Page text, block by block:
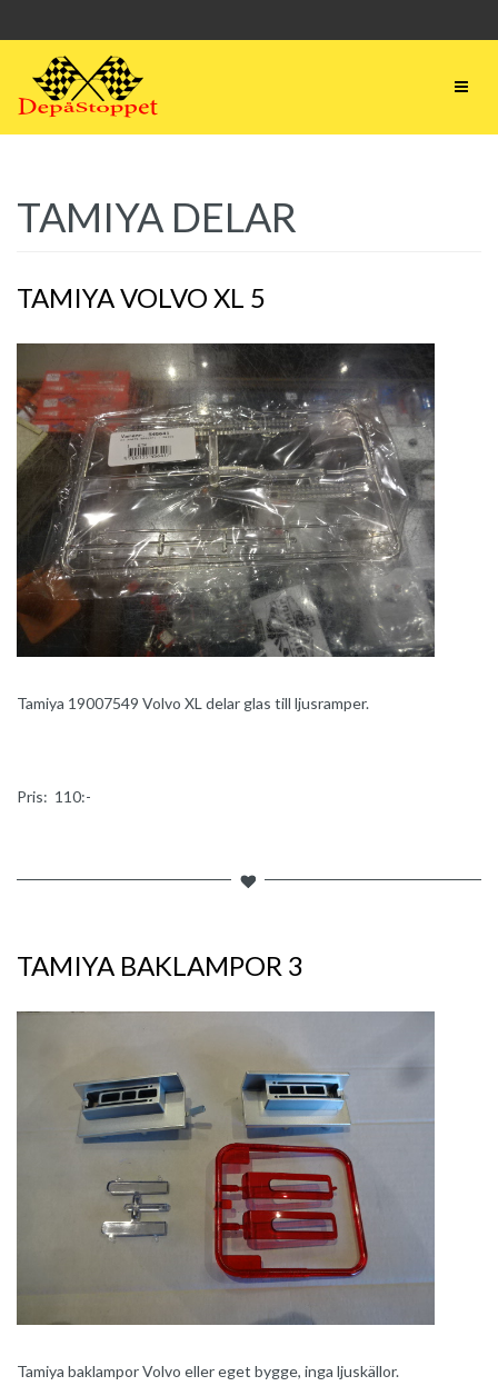
TAMIYA DELAR
TAMIYA VOLVO XL 5
Tamiya 19007549 Volvo XL delar glas till ljusramper.
Pris: 110:-
TAMIYA BAKLAMPOR 3
Tamiya baklampor Volvo eller eget bygge, inga ljuskällor.